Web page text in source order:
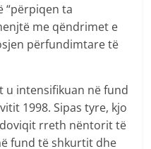
“përpiqen ta
me qëndrimet e
përfundimtare të
intensifikuan në fund
1998. Sipas tyre, kjo
rreth nëntorit të
fund të shkurtit dhe